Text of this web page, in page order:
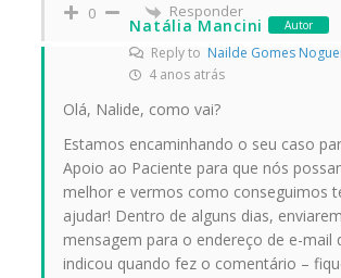
0 Responder
Natália Mancini Autor
Reply toNailde Gomes
4 anos atrás
Olá, Nalide, como vai?
Estamos encaminhando o seu caso
Apoio ao Paciente para que nós
melhor e vermos como conseguimos
ajudar! Dentro de alguns dias,
mensagem para o endereço de e-mail
indicou quando fez o comentário –